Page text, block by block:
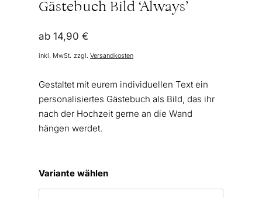
Gästebuch Bild ‘Always’
ab 14,90 €
inkl. MwSt. zzgl. Versandkosten
Gestaltet mit eurem individuellen Text ein
personalisiertes Gästebuch als Bild, das ihr
nach der Hochzeit gerne an die Wand
hängen werdet.
Variante wählen